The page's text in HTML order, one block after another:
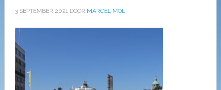
3 SEPTEMBER 2021DOOR MARCEL MOL